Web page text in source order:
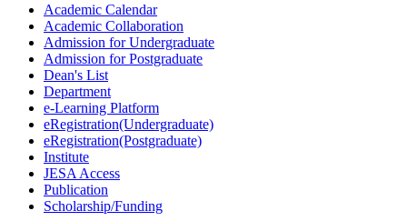
Academic Calendar
Academic Collaboration
Admission for Undergraduate
Admission for Postgraduate
Dean's List
Department
e-Learning Platform
eRegistration(Undergraduate)
eRegistration(Postgraduate)
Institute
JESA Access
Publication
Scholarship/Funding